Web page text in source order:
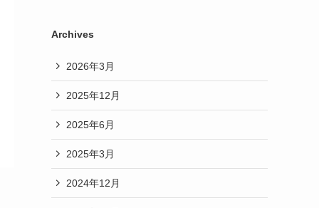
Archives
2026年3月
2025年12月
2025年6月
2025年3月
2024年12月